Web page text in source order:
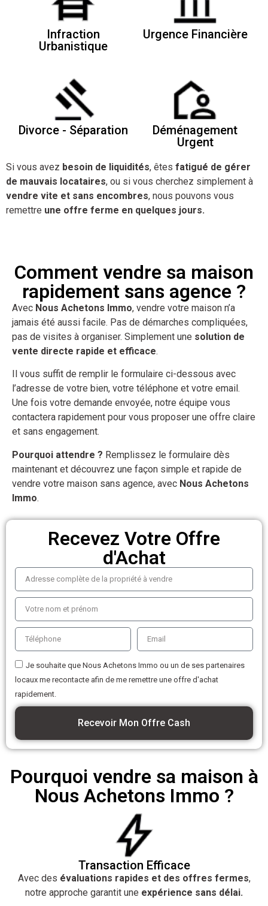
Infraction
Urbanistique
Urgence Financière
Divorce - Séparation
Déménagement
Urgent
Si vous avez besoin de liquidités, êtes fatigué de gérer
de mauvais locataires, ou si vous cherchez simplement à
vendre vite et sans encombres, nous pouvons vous
remettre une offre ferme en quelques jours.
Comment vendre sa maison
rapidement sans agence ?
Avec Nous Achetons Immo, vendre votre maison n’a
jamais été aussi facile. Pas de démarches compliquées,
pas de visites à organiser. Simplement une solution de
vente directe rapide et efficace.
Il vous suffit de remplir le formulaire ci-dessous avec
l’adresse de votre bien, votre téléphone et votre email.
Une fois votre demande envoyée, notre équipe vous
contactera rapidement pour vous proposer une offre claire
et sans engagement.
Pourquoi attendre ? Remplissez le formulaire dès
maintenant et découvrez une façon simple et rapide de
vendre votre maison sans agence, avec Nous Achetons
Immo.
Recevez Votre Offre
d'Achat
Je souhaite que Nous Achetons Immo ou un de ses partenaires
locaux me recontacte afin de me remettre une offre d'achat
rapidement.
Recevoir Mon Offre Cash
Pourquoi vendre sa maison à
Nous Achetons Immo ?
Transaction Efficace
Avec des évaluations rapides et des offres fermes,
notre approche garantit une expérience sans délai.